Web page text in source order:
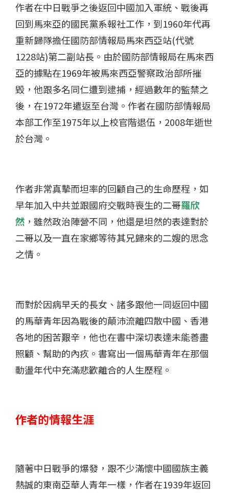
作者在中日戰爭之後返回中國加入軍統、戰後再
回到馬來亞的國民黨系報社工作，到1960年代再
重新歸隊擔任國防部情報局馬來西亞站(代號
1228站)第二副站長。由於國防部情報局在馬來西
亞的據點在1969年被馬來西亞警察政治部所摧
毀，他跟多名同仁遭到逮捕，經過數年的監禁之
後，在1972年遣返至台灣。作者在國防部情報局
本部工作至1975年以上校官階退伍，2008年逝世
於台灣。
作者非常真摰而坦率的回顧自己的生命歷程，如
早年加入中共並跟國府交戰時喪生的二哥羅欣
然 ，雖然政治陣營不同，他還是坦然的表達對於
二哥以及一直在家鄉等待其兄歸來的二嫂的思念
之情。
而對於因病早夭的長女、諸多跟他一同返回中國
的馬華青年因為戰後的顛沛流離四散中國、香港
各地的困苦艱辛，他也在書中深切表達未能善盡
照顧、幫助的內疚。書寫出一個馬華青年在那個
動盪年代中充滿悲歡離合的人生歷程。
作者的情報生涯
隨著中日戰爭的爆發，跟不少滿懷中國國族主義
熱誠的東南亞華人青年一樣，作者在1939年返回